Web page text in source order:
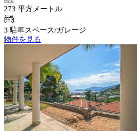
273 平方メートル
3 駐車スペース/ガレージ
物件を見る